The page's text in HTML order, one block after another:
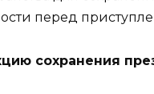
перед
сохранения